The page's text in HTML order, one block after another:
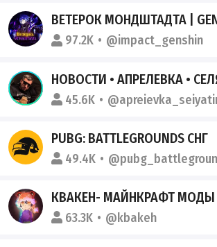
ВЕТЕРОК МОНДШТАДТА |
97.2K @impact_genshin
НОВОСТИ • АПРЕЛЕВКА •
45.6K
PUBG: BATTLEGROUNDS СНГ
49.4K
КВАКЕН- МАЙНКРАФТ МОДЫ
63.3K @kbakeh